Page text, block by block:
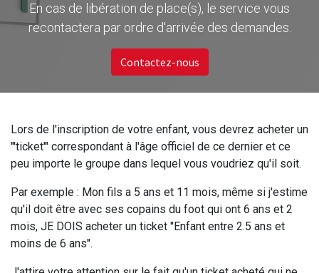
En cas de libération de place(s), le service vous
recontactera par ordre d'arrivée des demandes.
Contactez-nous
Lors de l'inscription de votre enfant, vous devrez acheter un
'''ticket''' correspondant à l'âge officiel de ce dernier et ce
peu importe le groupe dans lequel vous voudriez qu'il soit.
Par exemple : Mon fils a 5 ans et 11 mois, même si j'estime
qu'il doit être avec ses copains du foot qui ont 6 ans et 2
mois, JE DOIS acheter un ticket ''Enfant entre 2.5 ans et
moins de 6 ans''.